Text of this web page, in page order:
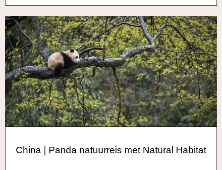
China | Panda natuurreis met Natural Habitat